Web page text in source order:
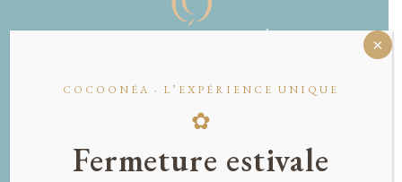
CONTACT
COCOONÉA · L’EXPÉRIENCE UNIQUE
✿
Fermeture estivale